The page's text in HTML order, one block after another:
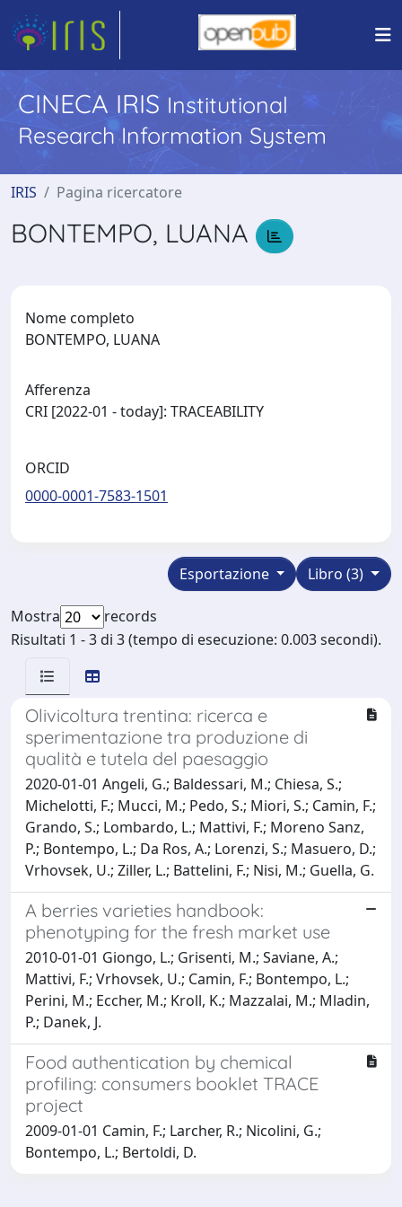
CINECA IRIS Institutional
Research Information System
IRIS Pagina ricercatore
BONTEMPO, LUANA
Nome completo
BONTEMPO, LUANA
Afferenza
CRI [2022-01 - today]: TRACEABILITY
ORCID
0000-0001-7583-1501
Libro (3)
Esportazione
Mostra
records
Risultati 1 - 3 di 3 (tempo di esecuzione: 0.003 secondi).
Olivicoltura trentina: ricerca e
sperimentazione tra produzione di
qualità e tutela del paesaggio
2020-01-01 Angeli, G.; Baldessari, M.; Chiesa, S.;
Michelotti, F.; Mucci, M.; Pedo, S.; Miori, S.; Camin, F.;
Grando, S.; Lombardo, L.; Mattivi, F.; Moreno Sanz,
P.; Bontempo, L.; Da Ros, A.; Lorenzi, S.; Masuero, D.;
Vrhovsek, U.; Ziller, L.; Battelini, F.; Nisi, M.; Guella, G.
A berries varieties handbook:
phenotyping for the fresh market use
2010-01-01 Giongo, L.; Grisenti, M.; Saviane, A.;
Mattivi, F.; Vrhovsek, U.; Camin, F.; Bontempo, L.;
Perini, M.; Eccher, M.; Kroll, K.; Mazzalai, M.; Mladin,
P.; Danek, J.
Food authentication by chemical
profiling: consumers booklet TRACE
project
2009-01-01 Camin, F.; Larcher, R.; Nicolini, G.;
Bontempo, L.; Bertoldi, D.